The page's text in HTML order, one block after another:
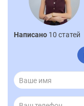
Написано 10 статей